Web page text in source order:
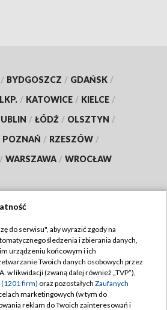
/ BYDGOSZCZ / GDAŃSK /
/ KATOWICE / KIELCE /
/ ŁÓDŹ / OLSZTYN /
POZNAŃ / RZESZÓW /
/ WARSZAWA / WROCŁAW
TVP
Regulamin TVP
prywatności
Moje zgody
do serwisu", aby wyrazić zgody na
śledzenia i zbierania danych,
urządzeniu końcowym i ich
Twoich danych osobowych przez
w likwidacji (zwaną dalej również „TVP”),
(1201 firm) oraz pozostałych Zaufanych
marketingowych (w tym do
reklam do Twoich zainteresowań i